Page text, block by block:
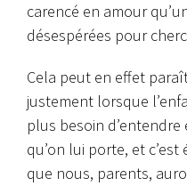
carencé en amour
désespérées pour
Cela peut en effet
justement lorsque
plus besoin
qu’on lui porte, et
que nous, parents,